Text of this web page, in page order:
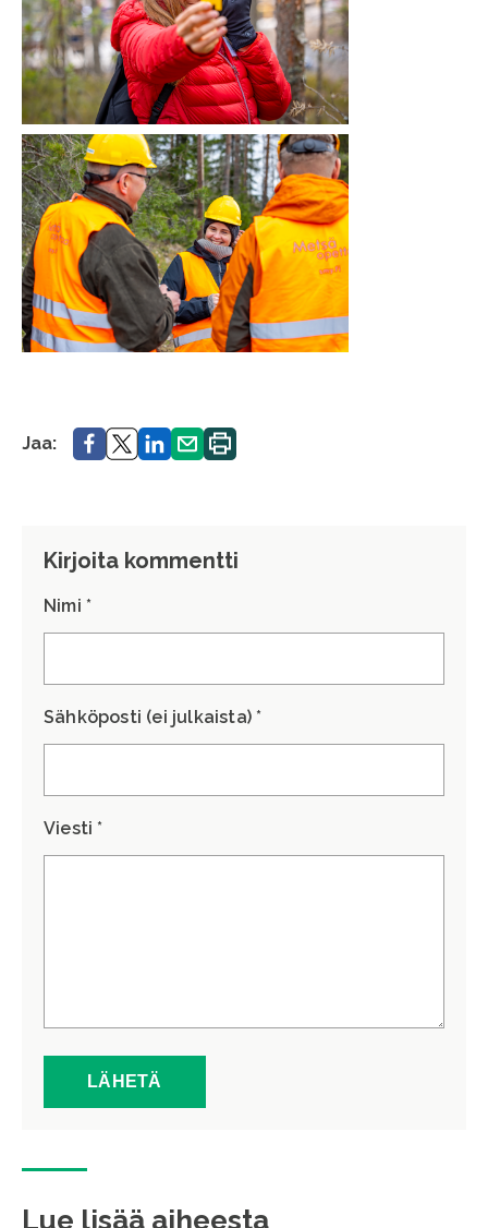
Jaa: Jaa. Jaa.Jaa. Jaa. Tulosta
sivu.
Kirjoita kommentti
Nimi *
Sähköposti (ei julkaista) *
Viesti *
Lue lisää aiheesta